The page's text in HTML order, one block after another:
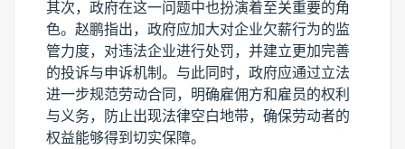
其次，政府在这一问题中也扮演着至关重要的角
色。赵鹏指出，政府应加大对企业欠薪行为的监
管力度，对违法企业进行处罚，并建立更加完善
的投诉与申诉机制。与此同时，政府应通过立法
进一步规范劳动合同，明确雇佣方和雇员的权利
与义务，防止出现法律空白地带，确保劳动者的
权益能够得到切实保障。